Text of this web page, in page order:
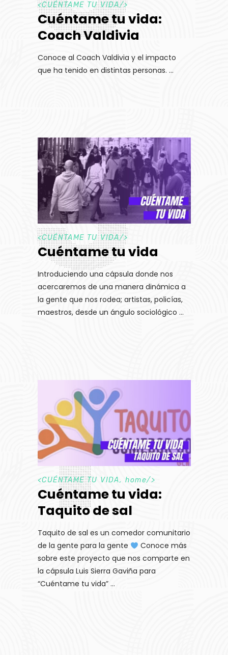
<CUÉNTAME TU VIDA/>
Cuéntame tu vida:
Coach Valdivia
Conoce al Coach Valdivia y el impacto
que ha tenido en distintas personas.
<CUÉNTAME TU VIDA/>
Cuéntame tu vida
Introduciendo una cápsula donde nos
acercaremos de una manera dinámica a
la gente que nos rodea; artistas, policías,
maestros, desde un ángulo sociológico
<CUÉNTAME TU VIDA, home/>
Cuéntame tu vida:
Taquito de sal
Taquito de sal es un comedor comunitario
de la gente para la gente
Conoce más
sobre este proyecto que nos comparte en
la cápsula Luis Sierra Gaviña para
“Cuéntame tu vida”